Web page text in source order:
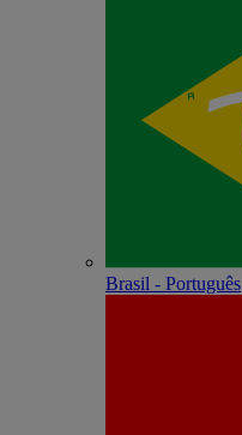
Brasil - Português